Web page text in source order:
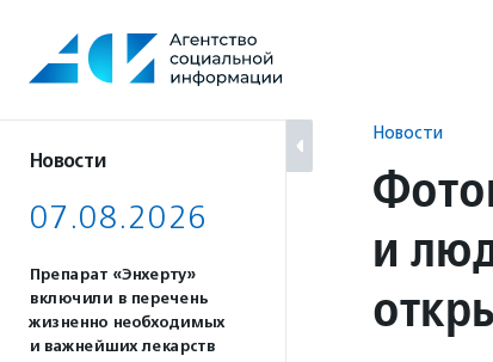
содержанию
Новости
07.08.2026
Препарат «Энхерту»
включили в перечень
жизненно необходимых
и важнейших лекарств
Новости
и